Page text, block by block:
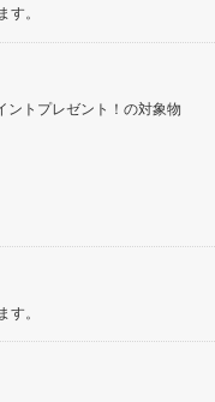
。
ントプレゼント！の対象物
。